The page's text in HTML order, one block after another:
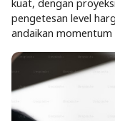
kuat, dengan
pengetesan level
andaikan